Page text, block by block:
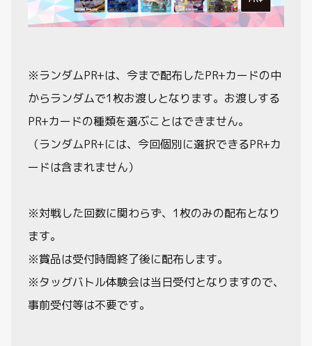
※ランダムPR+は、今まで配布したPR+カードの中
からランダムで1枚お渡しとなります。お渡しする
PR+カードの種類を選ぶことはできません。
（ランダムPR+には、今回個別に選択できるPR+カ
ードは含まれません）
※対戦した回数に関わらず、1枚のみの配布となり
ます。
※賞品は受付時間終了後に配布します。
※タッグバトル体験会は当日受付となりますので、
事前受付等は不要です。